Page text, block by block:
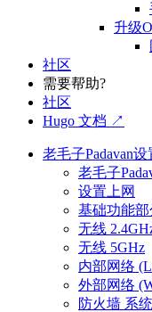
升级
社区
需要帮助?
社区
Hugo 文档 ↗
老毛子Padavan设
老毛子
设置上网
基础功能部
无线
无线 5GHz
内部网络
外部网络
防火墙 系